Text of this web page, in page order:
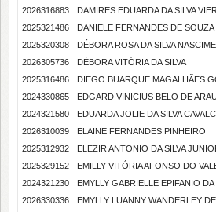
2026316883
DAMIRES EDUARDA DA SILVA
2025321486
DANIELE FERNANDES DE SOUZA
2025320308
DÉBORA ROSA DA SILVA
2026305736
DÉBORA VITÓRIA DA SILVA
2025316486
DIEGO BUARQUE MAGALHÃES
2024330865
EDGARD VINICIUS BELO DE
2024321580
EDUARDA JOLIE DA SILVA
2026310039
ELAINE FERNANDES PINHEIRO
2025312932
ELEZIR ANTONIO DA SILVA
2025329152
EMILLY VITÓRIA AFONSO DO
2024321230
EMYLLY GABRIELLE EPIFANIO DA
2026330336
EMYLLY LUANNY WANDERLEY